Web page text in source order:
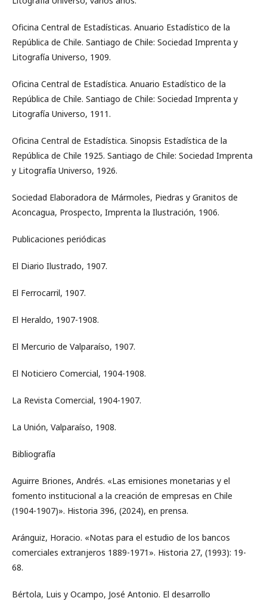
Oficina Central de Estadísticas. Anuario Estadístico de la
República de Chile. Santiago de Chile: Sociedad Imprenta y
Litografía Universo, 1909.
Oficina Central de Estadística. Anuario Estadístico de la
República de Chile. Santiago de Chile: Sociedad Imprenta y
Litografía Universo, 1911.
Oficina Central de Estadística. Sinopsis Estadística de la
República de Chile 1925. Santiago de Chile: Sociedad Imprenta
y Litografía Universo, 1926.
Sociedad Elaboradora de Mármoles, Piedras y Granitos de
Aconcagua, Prospecto, Imprenta la Ilustración, 1906.
Publicaciones periódicas
El Diario Ilustrado, 1907.
El Ferrocarril, 1907.
El Heraldo, 1907-1908.
El Mercurio de Valparaíso, 1907.
El Noticiero Comercial, 1904-1908.
La Revista Comercial, 1904-1907.
La Unión, Valparaíso, 1908.
Bibliografía
Aguirre Briones, Andrés. «Las emisiones monetarias y el
fomento institucional a la creación de empresas en Chile
(1904-1907)». Historia 396, (2024), en prensa.
Aránguiz, Horacio. «Notas para el estudio de los bancos
comerciales extranjeros 1889-1971». Historia 27, (1993): 19-
68.
Bértola, Luis y Ocampo, José Antonio. El desarrollo